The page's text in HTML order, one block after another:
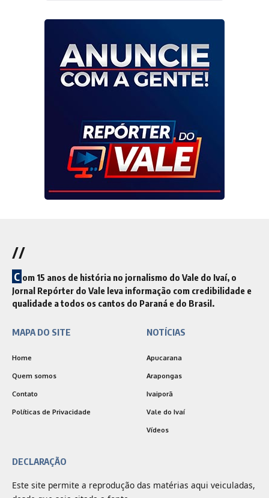
//
C om 15 anos de história no jornalismo do Vale do Ivaí, o
Jornal Repórter do Vale leva informação com credibilidade e
qualidade a todos os cantos do Paraná e do Brasil.
MAPA DO SITE
Home
Quem somos
Contato
Políticas de Privacidade
NOTÍCIAS
Apucarana
Arapongas
Ivaiporã
Vale do Ivaí
Vídeos
DECLARAÇÃO
Este site permite a reprodução das matérias aqui veiculadas,